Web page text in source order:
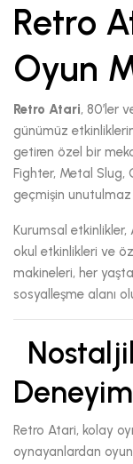
Retro
Oyun
Retro Atari, 80’ler
günümüz
getiren özel bir
Fighter, Metal Slug,
geçmişin unutulmaz
Kurumsal
okul etkinlikleri ve
makineleri, her
sosyalleşme alanı
Deneyim
Retro Atari, kolay
oynayanlardan